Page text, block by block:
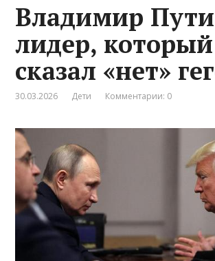
Владимир
лидер, который
сказал «нет»
30.03.2026 Дети Комментарии: 0